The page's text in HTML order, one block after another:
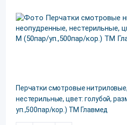
Перчатки смотровые
нестерильные, цвет: голубой,
уп.,500пар/кор.) ТМ Главмед